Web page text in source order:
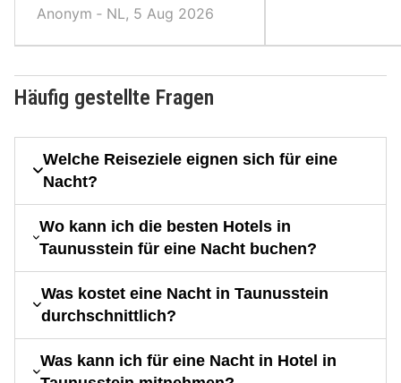
Anonym ‐ NL, 5 Aug 2026
Häufig gestellte Fragen
Welche Reiseziele eignen sich für eine
Nacht?
Wo kann ich die besten Hotels in
Taunusstein für eine Nacht buchen?
Was kostet eine Nacht in Taunusstein
durchschnittlich?
Was kann ich für eine Nacht in Hotel in